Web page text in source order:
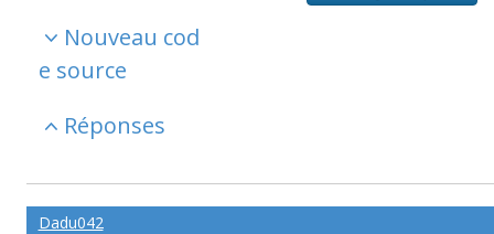
Nouveau cod
e source
Réponses
Dadu042